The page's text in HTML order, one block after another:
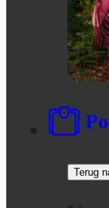
Terug